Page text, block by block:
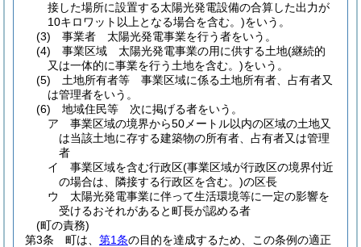
接した場所に設置する太陽光発電設備の合算した出力が
10キロワット以上となる場合を含む。)をいう。
(3)
事業者 太陽光発電事業を行う者をいう。
(4)
事業区域 太陽光発電事業の用に供する土地(継続的
又は一体的に事業を行う土地を含む。)をいう。
(5)
土地所有者等 事業区域に係る土地所有者、占有者又
は管理者をいう。
(6)
地域住民等 次に掲げる者をいう。
ア
事業区域の境界から50メートル以内の区域の土地又
は当該土地に存する建築物の所有者、占有者又は管理
者
イ
事業区域を含む行政区(事業区域が行政区の境界付近
の場合は、隣接する行政区を含む。)の区長
ウ
太陽光発電事業に伴って生活環境等に一定の影響を
受けるおそれがあると町長が認める者
(町の責務)
第3条
町は、 第1条の目的を達成するため、この条例の適正